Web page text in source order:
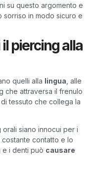
su questo argomento e
in modo sicuro e
piercing alla
quelli alla lingua , alle
che attraversa il frenulo
tessuto che collega la
siano innocui per i
contatto e lo
e i denti può causare